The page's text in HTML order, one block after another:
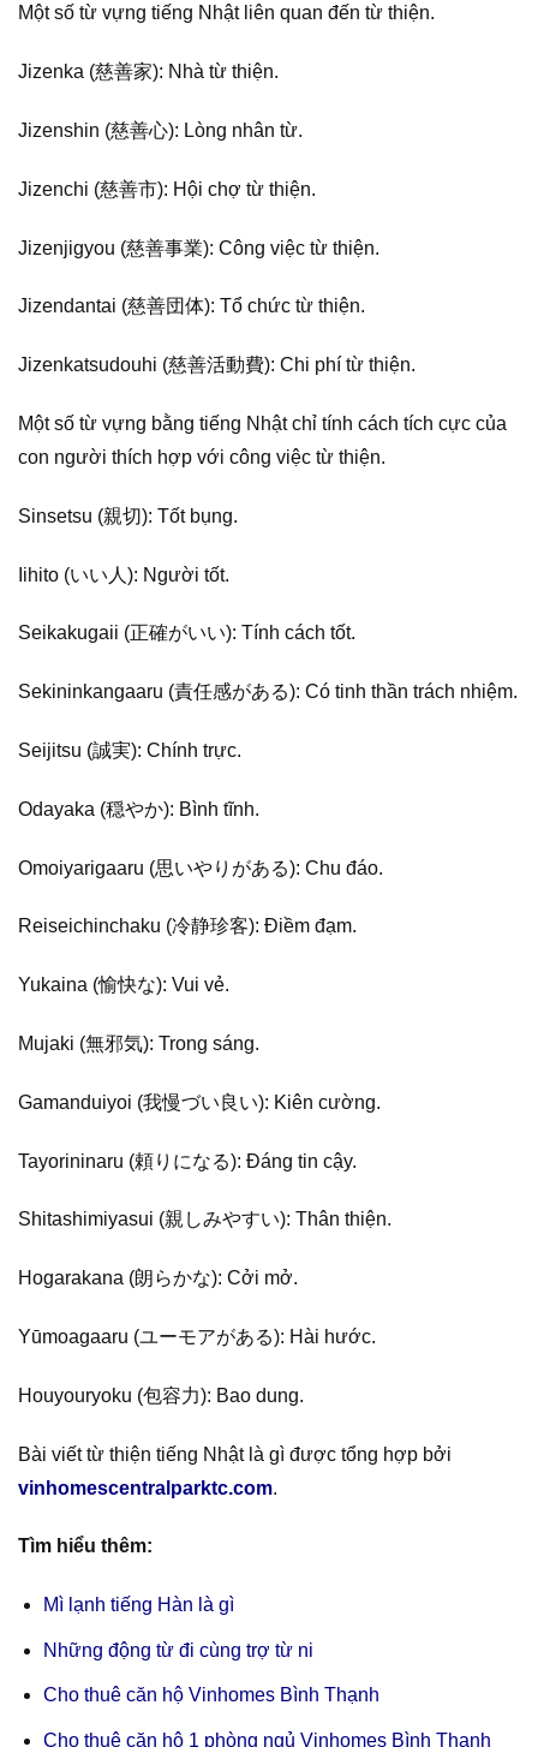
Một số từ vựng tiếng Nhật liên quan đến từ thiện.
Jizenka (慈善家): Nhà từ thiện.
Jizenshin (慈善心): Lòng nhân từ.
Jizenchi (慈善市): Hội chợ từ thiện.
Jizenjigyou (慈善事業): Công việc từ thiện.
Jizendantai (慈善団体): Tổ chức từ thiện.
Jizenkatsudouhi (慈善活動費): Chi phí từ thiện.
Một số từ vựng bằng tiếng Nhật chỉ tính cách tích cực của
con người thích hợp với công việc từ thiện.
Sinsetsu (親切): Tốt bụng.
Iihito (いい人): Người tốt.
Seikakugaii (正確がいい): Tính cách tốt.
Sekininkangaaru (責任感がある): Có tinh thần trách nhiệm.
Seijitsu (誠実): Chính trực.
Odayaka (穏やか): Bình tĩnh.
Omoiyarigaaru (思いやりがある): Chu đáo.
Reiseichinchaku (冷静珍客): Điềm đạm.
Yukaina (愉快な): Vui vẻ.
Mujaki (無邪気): Trong sáng.
Gamanduiyoi (我慢づい良い): Kiên cường.
Tayorininaru (頼りになる): Đáng tin cậy.
Shitashimiyasui (親しみやすい): Thân thiện.
Hogarakana (朗らかな): Cởi mở.
Yūmoagaaru (ユーモアがある): Hài hước.
Houyouryoku (包容力): Bao dung.
Bài viết từ thiện tiếng Nhật là gì được tổng hợp bởi
vinhomescentralparktc.com.
Tìm hiểu thêm:
Mì lạnh tiếng Hàn là gì
Những động từ đi cùng trợ từ ni
Cho thuê căn hộ Vinhomes Bình Thạnh
Cho thuê căn hộ 1 phòng ngủ Vinhomes Bình Thạnh